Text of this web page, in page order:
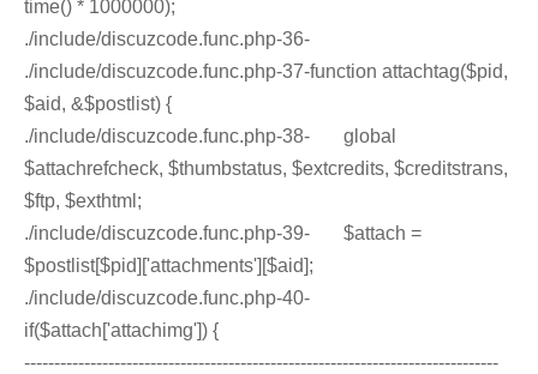
time() * 1000000);
./include/discuzcode.func.php-36-
./include/discuzcode.func.php-37-function attachtag($pid,
$aid, &$postlist) {
./include/discuzcode.func.php-38- global
$attachrefcheck, $thumbstatus, $extcredits, $creditstrans,
$ftp, $exthtml;
./include/discuzcode.func.php-39- $attach =
$postlist[$pid]['attachments'][$aid];
./include/discuzcode.func.php-40-
if($attach['attachimg']) {
-------------------------------------------------------------------------------